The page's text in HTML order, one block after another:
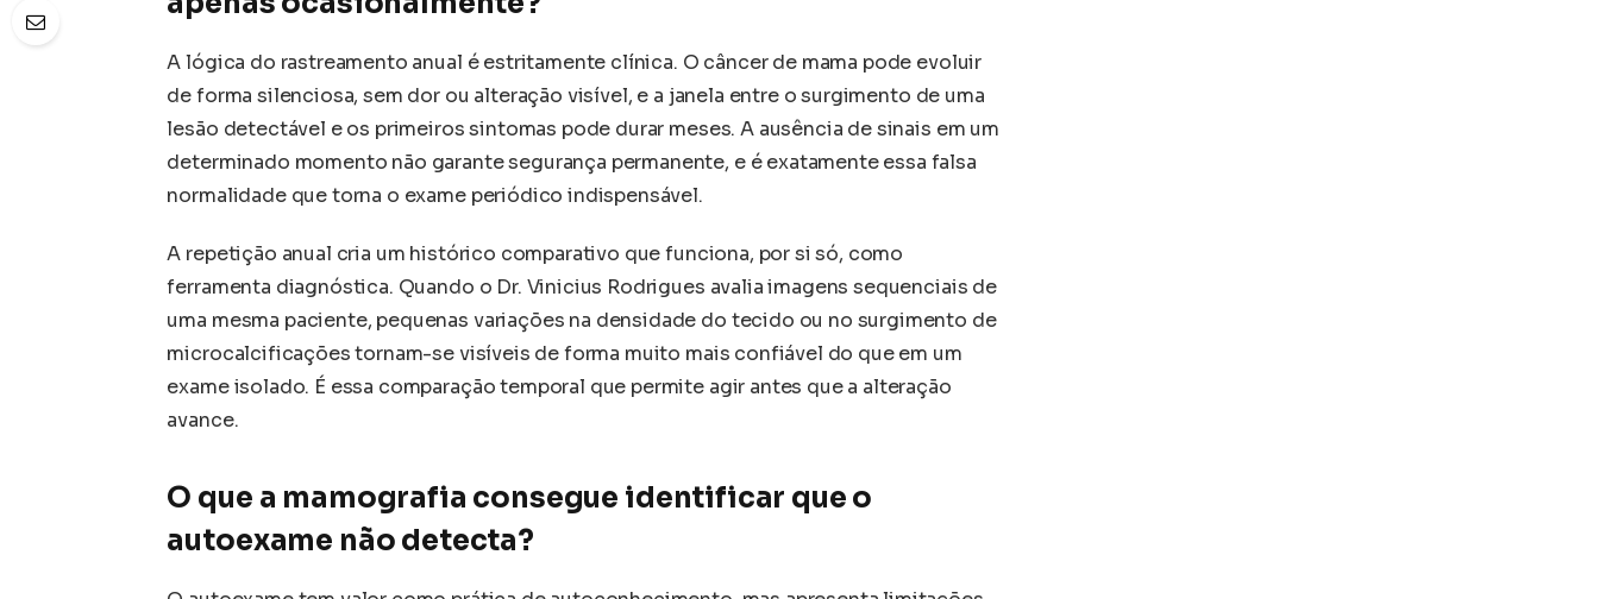
A lógica do rastreamento anual é estritamente clínica. O câncer de mama pode evoluir
de forma silenciosa, sem dor ou alteração visível, e a janela entre o surgimento de uma
lesão detectável e os primeiros sintomas pode durar meses. A ausência de sinais em um
determinado momento não garante segurança permanente, e é exatamente essa falsa
normalidade que torna o exame periódico indispensável.
A repetição anual cria um histórico comparativo que funciona, por si só, como
ferramenta diagnóstica. Quando o Dr. Vinicius Rodrigues avalia imagens sequenciais de
uma mesma paciente, pequenas variações na densidade do tecido ou no surgimento de
microcalcificações tornam-se visíveis de forma muito mais confiável do que em um
exame isolado. É essa comparação temporal que permite agir antes que a alteração
avance.
O que a mamografia consegue identificar que o
autoexame não detecta?